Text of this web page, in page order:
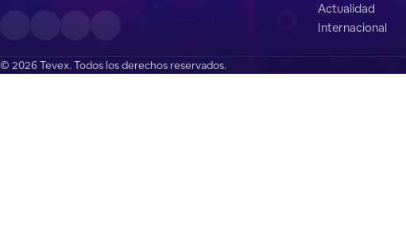
Actualidad
Internacional
© 2026 Tevex. Todos los derechos reservados.